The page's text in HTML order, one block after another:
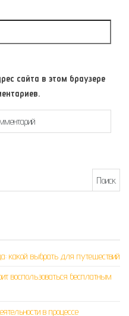
сайта в этом браузере
какой выбрать для путешествий
воспользоваться бесплатным
в процессе